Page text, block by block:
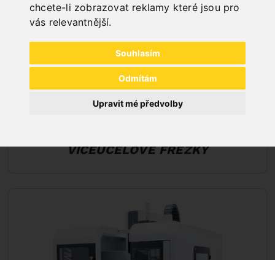
chcete-li zobrazovat reklamy které jsou pro
vás relevantnější.
Souhlasím
Odmítám
Upravit mé předvolby
VÍCEÚČELOVÉ FRÉZKY